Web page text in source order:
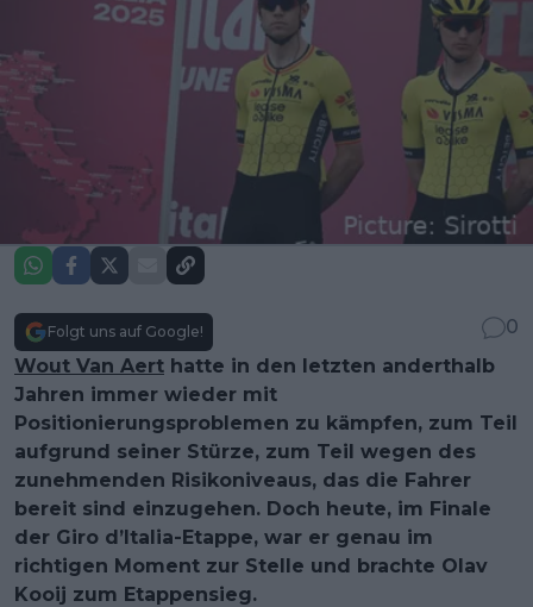
Folgt uns auf Google!
0
Wout Van Aert hatte in den letzten anderthalb
Jahren immer wieder mit
Positionierungsproblemen zu kämpfen, zum Teil
aufgrund seiner Stürze, zum Teil wegen des
zunehmenden Risikoniveaus, das die Fahrer
bereit sind einzugehen. Doch heute, im Finale
der Giro d’Italia-Etappe, war er genau im
richtigen Moment zur Stelle und brachte Olav
Kooij zum Etappensieg.